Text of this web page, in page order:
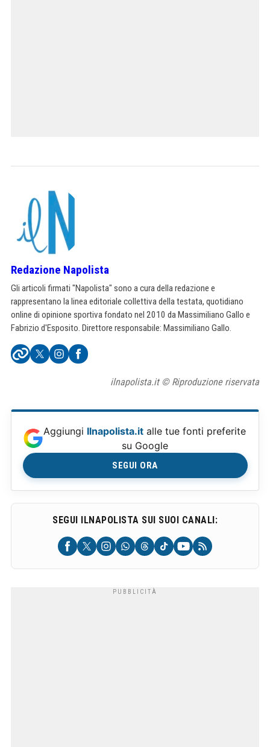
Redazione Napolista
Gli articoli firmati "Napolista" sono a cura della redazione e
rappresentano la linea editoriale collettiva della testata, quotidiano
online di opinione sportiva fondato nel 2010 da Massimiliano Gallo e
Fabrizio d'Esposito. Direttore responsabile: Massimiliano Gallo.
ilnapolista.it © Riproduzione riservata
Aggiungi Ilnapolista.it alle tue fonti preferite
su Google
SEGUI ORA
SEGUI ILNAPOLISTA SUI SUOI CANALI: